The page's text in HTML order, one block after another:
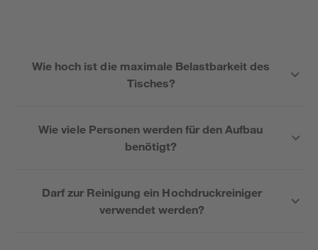
Wie hoch ist die maximale Belastbarkeit des
Tisches?
Wie viele Personen werden für den Aufbau
benötigt?
Darf zur Reinigung ein Hochdruckreiniger
verwendet werden?